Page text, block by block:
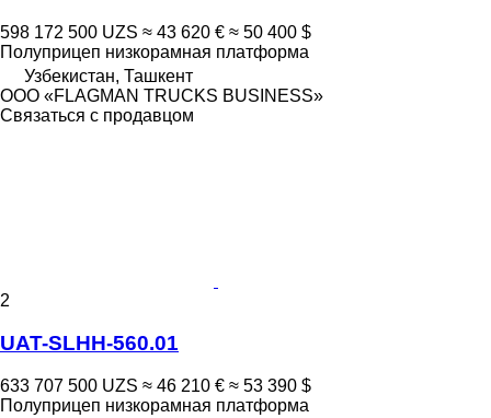
598 172 500 UZS ≈ 43 620 € ≈ 50 400 $
Полуприцеп низкорамная платформа
Узбекистан, Ташкент
ООО «FLAGMAN TRUCKS BUSINESS»
Связаться с продавцом
2
UAT-SLHH-560.01
633 707 500 UZS ≈ 46 210 € ≈ 53 390 $
Полуприцеп низкорамная платформа